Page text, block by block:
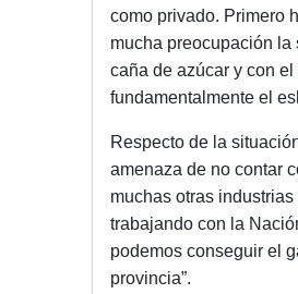
como privado. Primero
mucha preocupación
caña de azúcar y con
fundamentalmente el
Respecto de la
amenaza de no contar
muchas otras
trabajando con la
podemos conseguir el
provincia”.